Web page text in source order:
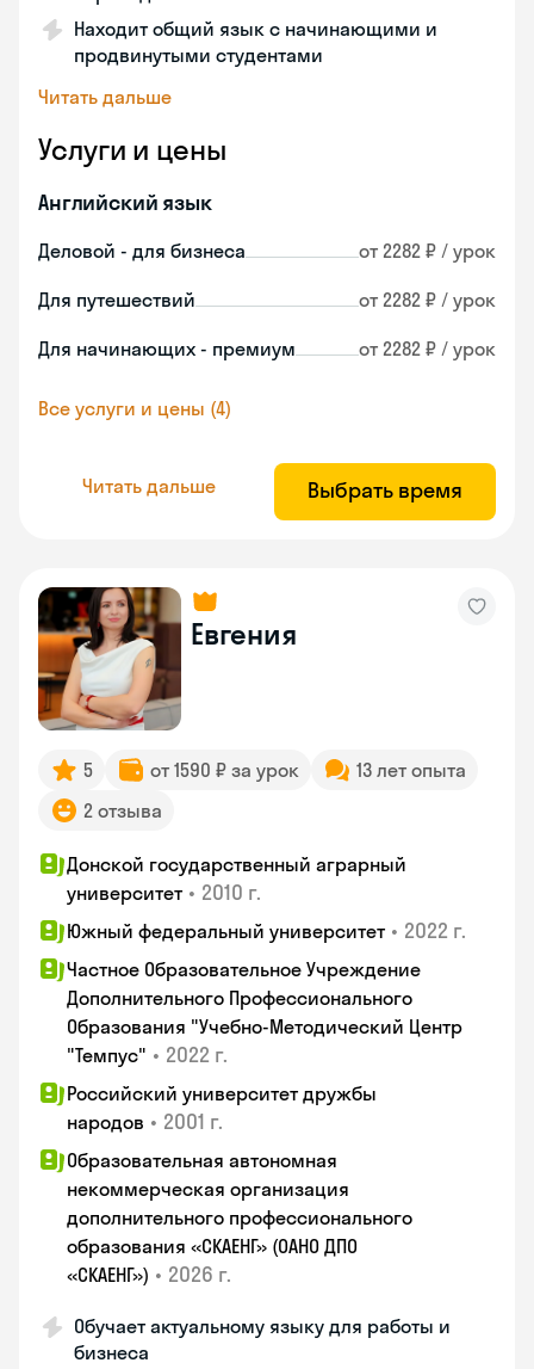
Находит общий язык с начинающими и
продвинутыми студентами
Читать дальше
Услуги и цены
Английский язык
Деловой - для бизнеса от 2282 ₽ / урок
Для путешествий от 2282 ₽ / урок
Для начинающих - премиум от 2282 ₽ / урок
Все услуги и цены (4)
Читать дальше Выбрать время
Евгения
5 от 1590 ₽ за урок
13 лет опыта
2 отзыва
Донской государственный аграрный
университет • 2010 г.
Южный федеральный университет • 2022 г.
Частное Образовательное Учреждение
Дополнительного Профессионального
Образования "Учебно-Методический Центр
"Темпус" • 2022 г.
Российский университет дружбы
народов • 2001 г.
Образовательная автономная
некоммерческая организация
дополнительного профессионального
образования «СКАЕНГ» (ОАНО ДПО
«СКАЕНГ») • 2026 г.
Обучает актуальному языку для работы и
бизнеса